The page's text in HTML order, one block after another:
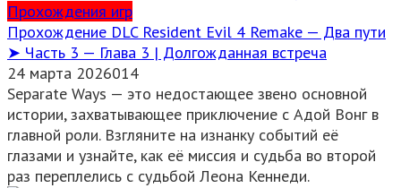
Прохождения игр
Прохождение DLC Resident Evil 4 Remake — Два пути
➤ Часть 3 — Глава 3 | Долгожданная встреча
24 марта 2026014
Separate Ways — это недостающее звено основной
истории, захватывающее приключение с Адой Вонг в
главной роли. Взгляните на изнанку событий её
глазами и узнайте, как её миссия и судьба во второй
раз переплелись с судьбой Леона Кеннеди.